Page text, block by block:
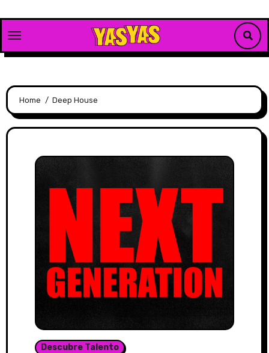
content
Home Deep House
Descubre Talento